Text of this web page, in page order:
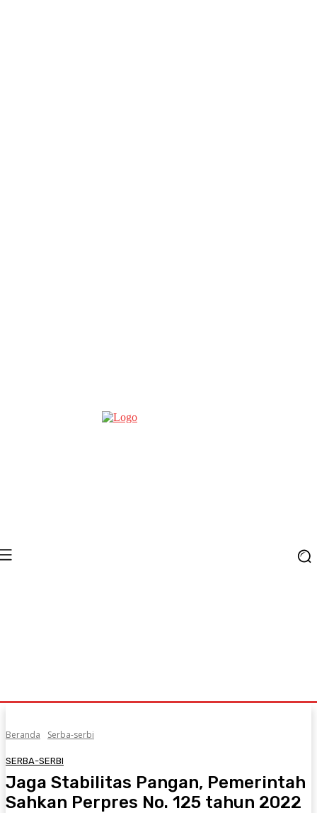
Beranda Serba-serbi
SERBA-SERBI
Jaga Stabilitas Pangan, Pemerintah
Sahkan Perpres No. 125 tahun 2022